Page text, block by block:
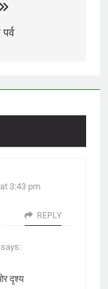
3:43 pm
REPLY
says:
दृश्य